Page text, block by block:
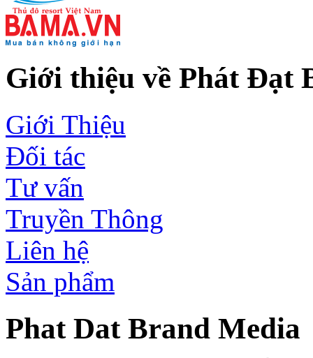
Giới thiệu về Phát Đạt
Giới Thiệu
Đối tác
Tư vấn
Truyền Thông
Liên hệ
Sản phẩm
Phat Dat Brand Media